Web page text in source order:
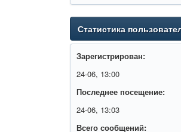
Статистика
Зарегистрирован:
24-06, 13:00
Последнее посещение:
24-06, 13:03
Всего сообщений: